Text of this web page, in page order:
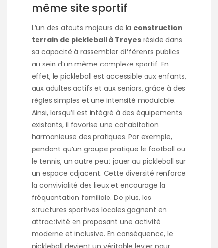
même site sportif
L’un des atouts majeurs de la construction
terrain de pickleball à Troyes réside dans
sa capacité à rassembler différents publics
au sein d’un même complexe sportif. En
effet, le pickleball est accessible aux enfants,
aux adultes actifs et aux seniors, grâce à des
règles simples et une intensité modulable.
Ainsi, lorsqu’il est intégré à des équipements
existants, il favorise une cohabitation
harmonieuse des pratiques. Par exemple,
pendant qu’un groupe pratique le football ou
le tennis, un autre peut jouer au pickleball sur
un espace adjacent. Cette diversité renforce
la convivialité des lieux et encourage la
fréquentation familiale. De plus, les
structures sportives locales gagnent en
attractivité en proposant une activité
moderne et inclusive. En conséquence, le